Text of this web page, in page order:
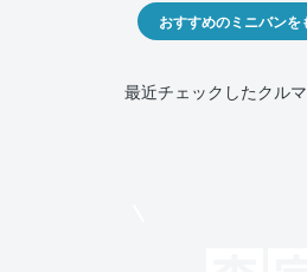
おすすめのミニバンを
最近チェックしたクル